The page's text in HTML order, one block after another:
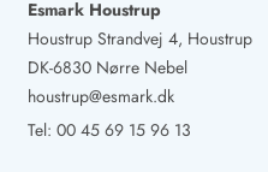
Esmark Houstrup
Houstrup Strandvej 4, Houstrup
DK-6830 Nørre Nebel
houstrup@esmark.dk
Tel: 00 45 69 15 96 13